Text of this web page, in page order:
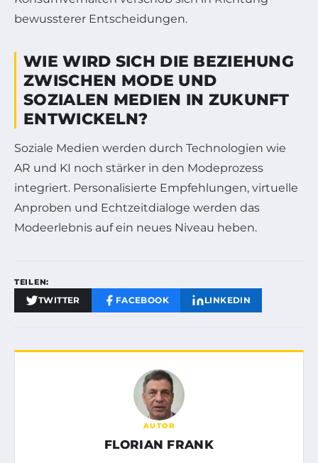
bewussterer Entscheidungen.
WIE WIRD SICH DIE BEZIEHUNG
ZWISCHEN MODE UND
SOZIALEN MEDIEN IN ZUKUNFT
ENTWICKELN?
Soziale Medien werden durch Technologien wie
AR und KI noch stärker in den Modeprozess
integriert. Personalisierte Empfehlungen, virtuelle
Anproben und Echtzeitdialoge werden das
Modeerlebnis auf ein neues Niveau heben.
TEILEN:
TWITTER FACEBOOK LINKEDIN
AUTOR
FLORIAN FRANK